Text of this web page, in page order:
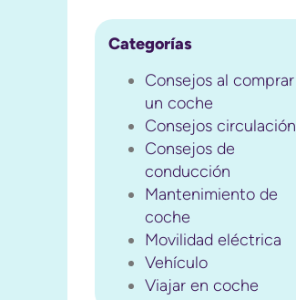
Categorías
Consejos al comprar
un coche
Consejos circulación
Consejos de
conducción
Mantenimiento de
coche
Movilidad eléctrica
Vehículo
Viajar en coche